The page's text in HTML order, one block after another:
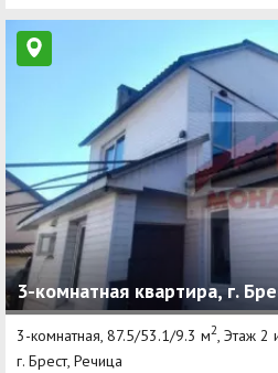
3-комнатная квартира, г.
3-комнатная, 87.5/53.1/9.3 м2 , Этаж 2
г. Брест, Речица